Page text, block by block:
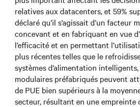
relatives aux datacenters, et 59%
déclaré qu’il s’agissait d’un facteur
concevant et en fabriquant en vue
l’efficacité et en permettant
plus récentes telles que le
systèmes d’alimentation
modulaires préfabriqués peuvent
de PUE bien supérieurs à la
secteur, résultant en une empreinte